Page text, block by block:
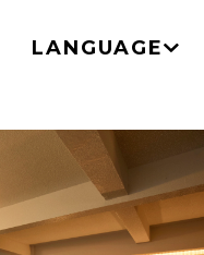
LANGUAGE